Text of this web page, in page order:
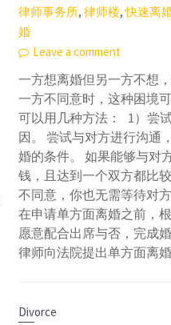
律师事务所, 律师楼,快速离
婚
Leave a comment
一方想离婚但另一方不想
一方不同意时，这种困境
可以用几种方法： 1）尝
因。 尝试与对方进行沟通
婚的条件。 如果能够与对
钱，且达到一个双方都比
不同意，你也无需等待对
在申请单方面离婚之前，
愿意配合出席与否，完成
律师向法院提出单方面离婚
Divorce